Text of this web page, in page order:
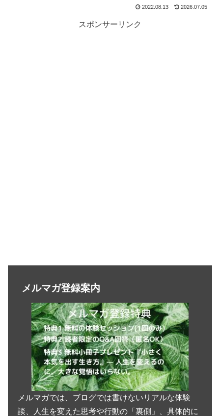
2022.08.13 2026.07.05
スポンサーリンク
メルマガ登録案内
メルマガでは、ブログでは書けないリアルな体験
談、人生を変えた思考や行動の「裏側」、具体的に